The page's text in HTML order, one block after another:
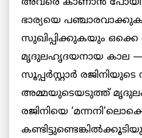
ഭാര്യയെ
സുഖിപ്പിക്കുകയും ഒക്കെ
മൃദുലഹൃദയനായ കാല
സൂപ്പർസ്റ്റാർ രജിനിയുടെ
അമ്മയുടെയടുത്ത്
രജിനിയെ